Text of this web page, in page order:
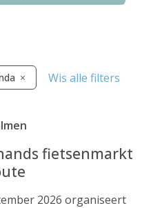
Wis alle filters
fietsenmarkt
2026 organiseert